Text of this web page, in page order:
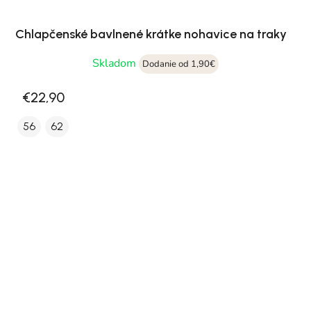
Chlapčenské bavlnené krátke nohavice na traky
Skladom
Dodanie od 1,90€
€22,90
56 62